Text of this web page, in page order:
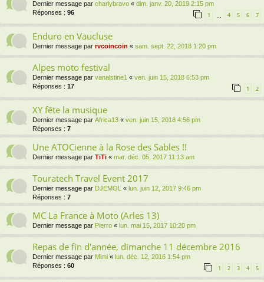
Dernier message par charlybravo « dim. janv. 20, 2019 2:15 pm
Réponses : 96 1 4 5 6 7
Enduro en Vaucluse
Dernier message par rvcoincoin « sam. sept. 22, 2018 1:20 pm
Alpes moto festival
Dernier message par vanalstine1 « ven. juin 15, 2018 6:53 pm
Réponses : 17 1 2
XY fête la musique
Dernier message par Africa13 « ven. juin 15, 2018 4:56 pm
Réponses : 7
Une ATOCienne à la Rose des Sables !!
Dernier message par TiTi « mar. déc. 05, 2017 11:13 am
Touratech Travel Event 2017
Dernier message par DJEMOL « lun. juin 12, 2017 9:46 pm
Réponses : 7
MC La France à Moto (Arles 13)
Dernier message par Pierro « lun. mai 15, 2017 10:20 pm
Repas de fin d'année, dimanche 11 décembre 2016
Dernier message par Mimi « lun. déc. 12, 2016 1:54 pm
Réponses : 60 1 2 3 4 5